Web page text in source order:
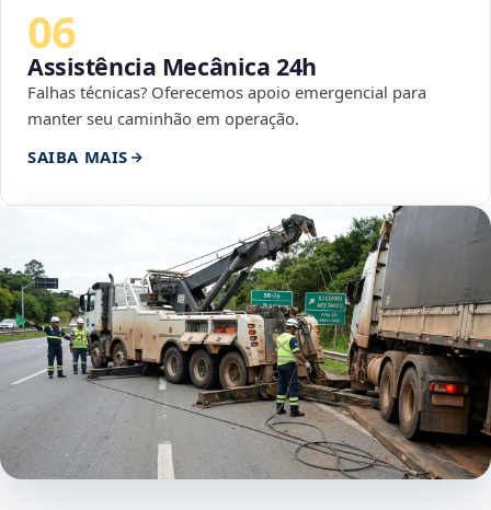
06
Assistência Mecânica 24h
Falhas técnicas? Oferecemos apoio emergencial para
manter seu caminhão em operação.
SAIBA MAIS